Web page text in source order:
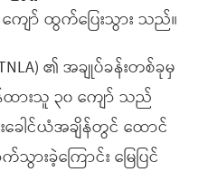
ျော် ထွက်ပြေးသွား သည်။
၏ အချုပ်ခန်းတစ်ခုမှ
န်ထားသူ ၃၀ ကျော် သည်
ါင်ယံအချိန်တွင် ထောင်
းခဲ့ကြောင်း မြေပြင်